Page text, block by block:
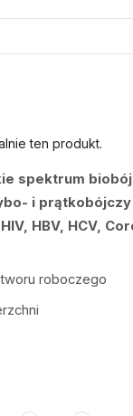
ten produkt.
spektrum
i
HBV, HCV,
roboczego